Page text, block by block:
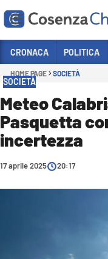
Sezioni
POLITICA
COSENZA CALCIO
ECONOMIA E LAVORO
CRONACA POLITICA
HOME PAGE SOCIETÀ
SOCIETÀ
Meteo
Pasquetta
incertezza
17 aprile 2025 20:17